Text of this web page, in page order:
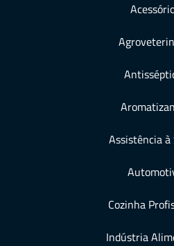
Assistência à
Cozinha
Indústria